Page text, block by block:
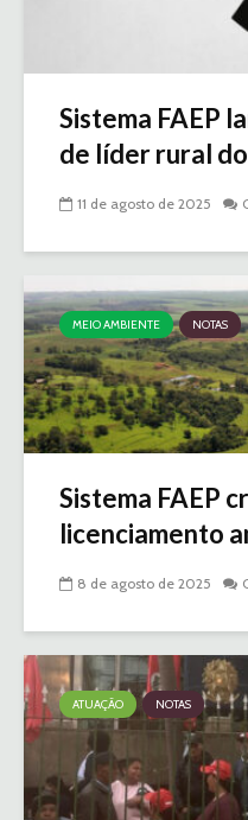
Sistema FAEP
de líder rural
11 de agosto de 2025
MEIO AMBIENTE NOTAS
Sistema FAEP
licenciamento
8 de agosto de 2025
ATUAÇÃO NOTAS